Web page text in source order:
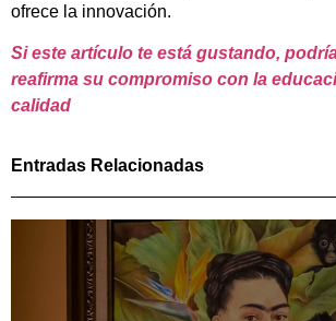
ofrece la innovación.
Si este artículo te está gustando,
reafirma su compromiso con la
calidad
Entradas Relacionadas